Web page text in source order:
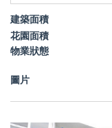
建築面積
花園面積
物業狀態
圖片